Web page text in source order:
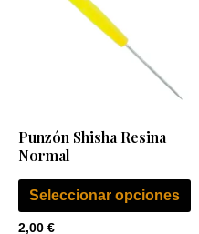
Punzón Shisha Resina
Normal
Seleccionar opciones
2,00 €